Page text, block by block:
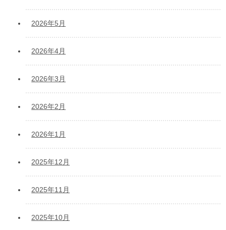
2026年5月
2026年4月
2026年3月
2026年2月
2026年1月
2025年12月
2025年11月
2025年10月